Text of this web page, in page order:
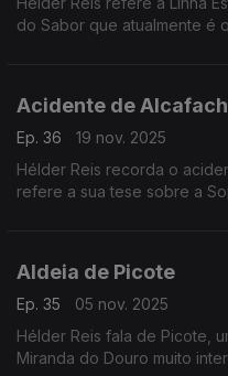
do Sabor que atualmente é
Acidente de
Ep. 36
19 nov. 2025
Hélder Reis recorda o
refere a sua tese sobre a
Aldeia de Picote
Ep. 35
05 nov. 2025
Hélder Reis fala de Picote,
Miranda do Douro muito